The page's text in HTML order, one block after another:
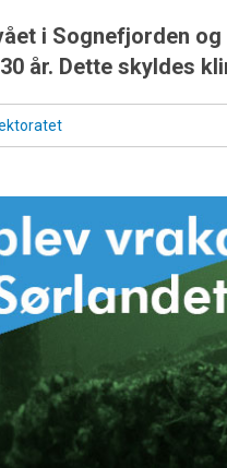
i Sognefjorden
år. Dette skyldes